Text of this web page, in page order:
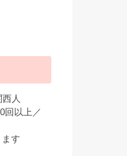
人
回以上／
す